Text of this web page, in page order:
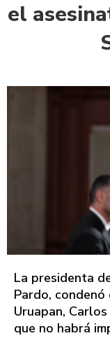
el
La presidenta
Pardo,
Uruapan,
que no habrá